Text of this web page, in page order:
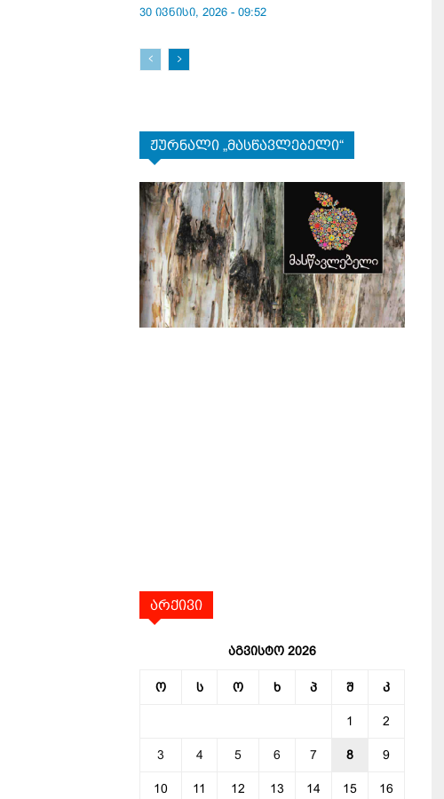
30 ივნისი, 2026 - 09:52
ჟურნალი „მასწავლებელი“
არქივი
აგვისტო 2026
ო ს ო ხ პ შ კ
1 2
3 4 5 6 7 8 9
10 11 12 13 14 15 16